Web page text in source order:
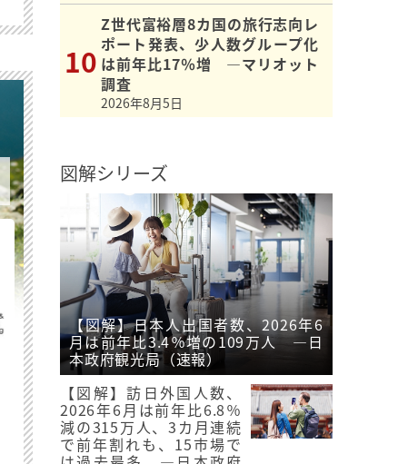
Z世代富裕層8カ国の旅行志向レ
ポート発表、少人数グループ化
は前年比17％増 ―マリオット
調査
2026年8月5日
図解シリーズ
【図解】日本人出国者数、2026年6
月は前年比3.4％増の109万人 ―日
本政府観光局（速報）
【図解】訪日外国人数、
2026年6月は前年比6.8％
減の315万人、3カ月連続
で前年割れも、15市場で